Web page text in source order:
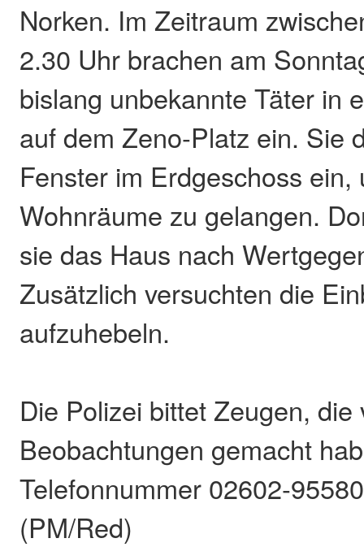
Norken. Im Zeitraum
2.30 Uhr brachen am
bislang unbekannte Täter in
auf dem Zeno-Platz ein. Sie
Fenster im Erdgeschoss ein,
Wohnräume zu gelangen.
sie das Haus nach
Zusätzlich versuchten die
aufzuhebeln.
Die Polizei bittet Zeugen, die
Beobachtungen gemacht
Telefonnummer 02602-
(PM/Red)